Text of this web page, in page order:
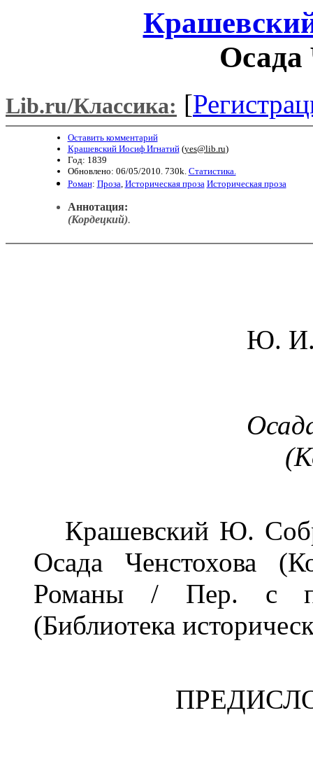
Осада
Lib.ru/Классика: [
Оставить комментарий
Крашевский Иосиф Игнатий(yes@lib.ru)
Год: 1839
Обновлено: 06/05/2010. 730k. Статистика.
Роман: Проза Историческая проза Историческая проза
Аннотация:
(Кордецкий).
Ю. И.
Крашевский Ю.
Осада Ченстохова
Романы / Пер. с
(Библиотека